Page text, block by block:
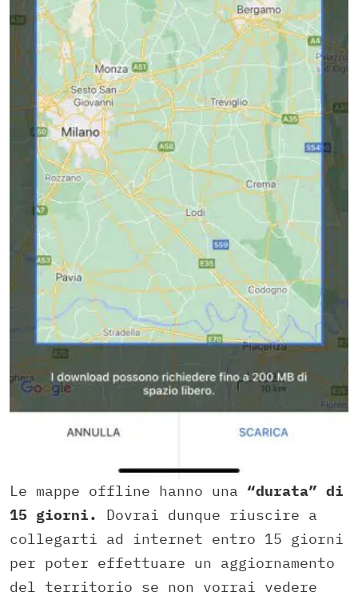
Le mappe offline hanno una “durata” di
15 giorni.
Dovrai dunque riuscire a
collegarti ad internet entro 15 giorni
per poter effettuare un aggiornamento
del territorio se non vorrai vedere